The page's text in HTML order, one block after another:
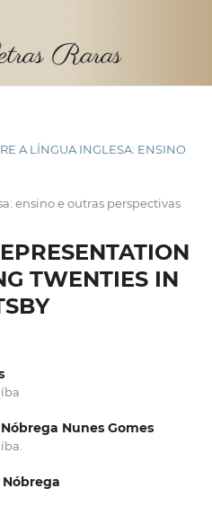
A LÍNGUA INGLESA: ENSINO
ensino e outras perspectivas
TWENTIES IN
Nunes Gomes
Nóbrega